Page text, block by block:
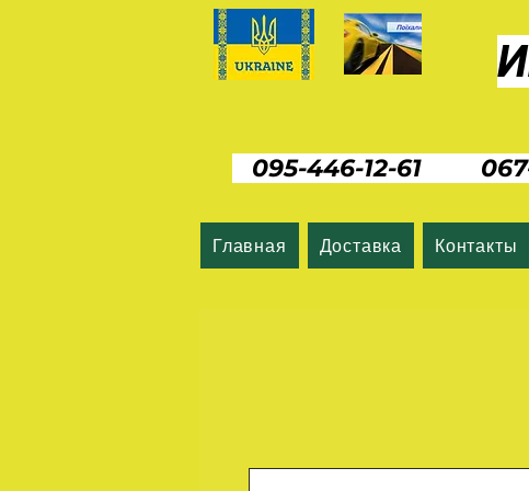
095-446-12-61 067-
Главная Доставка Контакты